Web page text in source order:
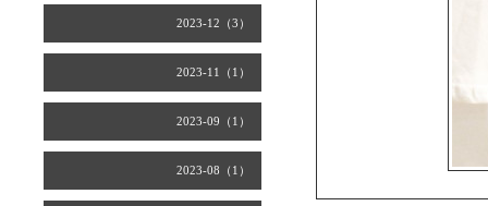
2023-12（3）
2023-11（1）
2023-09（1）
2023-08（1）